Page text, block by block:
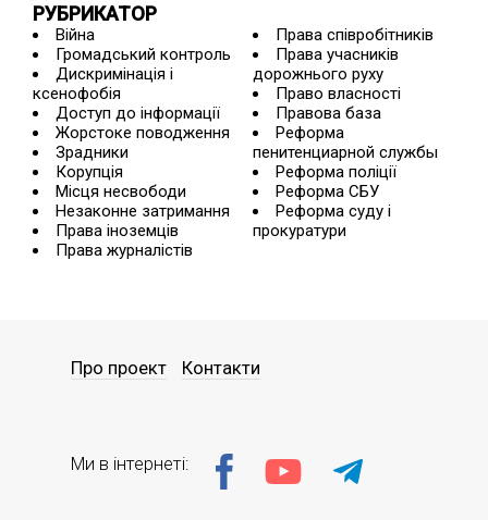
РУБРИКАТОР
Війна
Громадський контроль
Дискримінація і
ксенофобія
Доступ до інформації
Жорстоке поводження
Зрадники
Корупція
Місця несвободи
Незаконне затримання
Права іноземців
Права журналістів
Права співробітників
Права учасників
дорожнього руху
Право власності
Правова база
Реформа
пенитенциарной службы
Реформа поліції
Реформа СБУ
Реформа суду і
прокуратури
Про проект Контакти
Ми в інтернеті: